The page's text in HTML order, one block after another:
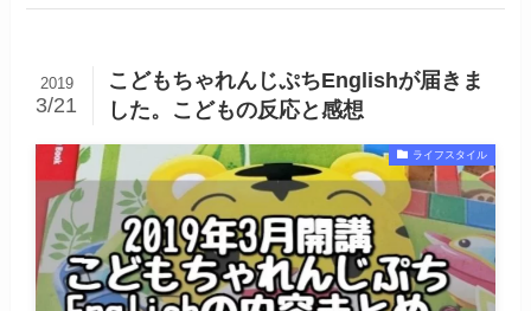
こどもちゃれんじぷちEnglishが届きま
した。こどもの反応と感想
2019
3/21
ライフスタイル